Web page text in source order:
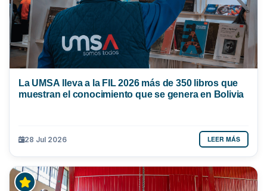
La UMSA lleva a la FIL 2026 más de 350 libros que
muestran el conocimiento que se genera en Bolivia
28 Jul 2026 LEER MÁS